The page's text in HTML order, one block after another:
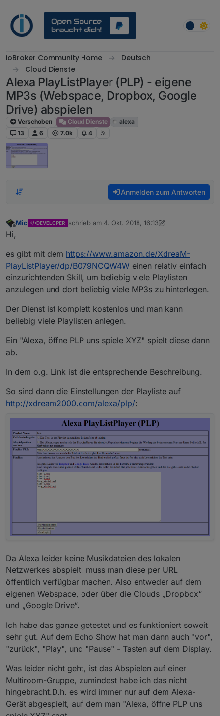
ioBroker Community Home
Deutsch
Cloud Dienste
Alexa PlayListPlayer (PLP) - eigene
MP3s (Webspace, Dropbox, Google
Drive) abspielen
Verschoben Cloud Dienste
alexa
13
6 7.0k 4
Anmelden zum Antworten
Mic DEVELOPER schrieb am 4. Okt. 2018, 16:13
zuletzt editiert von Jey Cee 4. Sept. 2019, 19:01
Hi,
es gibt mit dem https://www.amazon.de/XdreaM-
PlayListPlayer/dp/B079NCQW4W einen relativ einfach
einzurichtenden Skill, um beliebig viele Playlisten
anzulegen und dort beliebig viele MP3s zu hinterlegen.
Der Dienst ist komplett kostenlos und man kann
beliebig viele Playlisten anlegen.
Ein "Alexa, öffne PLP uns spiele XYZ" spielt diese dann
ab.
In dem o.g. Link ist die entsprechende Beschreibung.
So sind dann die Einstellungen der Playliste auf
http://xdream2000.com/alexa/plp/:
Da Alexa leider keine Musikdateien des lokalen
Netzwerkes abspielt, muss man diese per URL
öffentlich verfügbar machen. Also entweder auf dem
eigenen Webspace, oder über die Clouds „Dropbox“
und „Google Drive“.
Ich habe das ganze getestet und es funktioniert soweit
sehr gut. Auf dem Echo Show hat man dann auch "vor",
"zurück", "Play", und "Pause" - Tasten auf dem Display.
Was leider nicht geht, ist das Abspielen auf einer
Multiroom-Gruppe, zumindest habe ich das nicht
hingebracht.D.h. es wird immer nur auf dem Alexa-
Gerät abgespielt, auf dem man "Alexa, öffne PLP uns